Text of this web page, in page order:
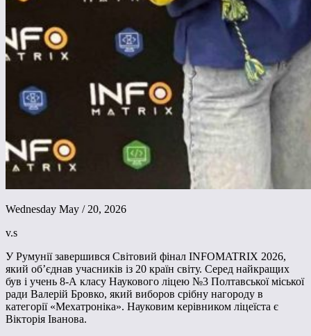
Wednesday May / 20, 2026
v.s
У Румунії завершився Світовий фінал INFOMATRIX 2026,
який об’єднав учасників із 20 країн світу. Серед найкращих
був і учень 8-А класу Наукового ліцею №3 Полтавської міської
ради Валерій Бровко, який виборов срібну нагороду в
категорії «Мехатроніка». Науковим керівником ліцеїста є
Вікторія Іванова.